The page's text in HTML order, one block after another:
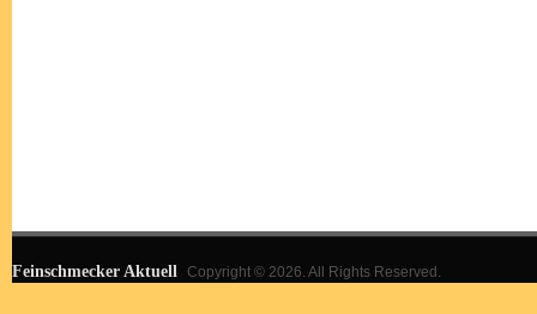
Feinschmecker Aktuell Copyright © 2026. All Rights Reserved.